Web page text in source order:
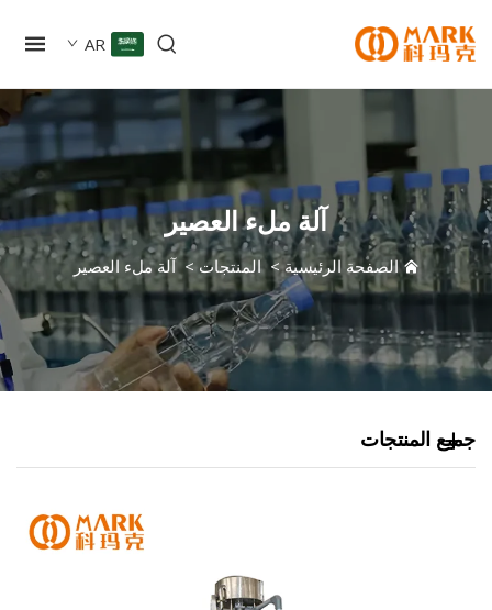
AR
آلة ملء العصير
الصفحة الرئيسية>المنتجات>آلة ملء العصير
المنتجات